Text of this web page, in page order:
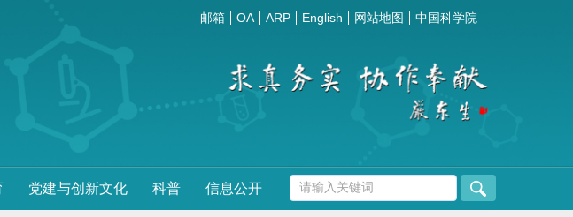
邮箱 OA ARP English 网站地图 中国科学院
党建与创新文化 科普 信息公开